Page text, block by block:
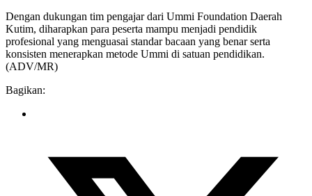
Dengan dukungan tim pengajar dari Ummi Foundation Daerah
Kutim, diharapkan para peserta mampu menjadi pendidik
profesional yang menguasai standar bacaan yang benar serta
konsisten menerapkan metode Ummi di satuan pendidikan.
(ADV/MR)
Bagikan: